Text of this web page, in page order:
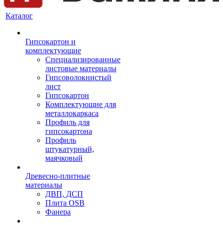
Каталог
Гипсокартон и
комплектующие
Специализированные
листовые материалы
Гипсоволокнистый
лист
Гипсокартон
Комплектующие для
металлокаркаса
Профиль для
гипсокартона
Профиль
штукатурный,
маячковый
Древесно-плитные
материалы
ДВП, ДСП
Плита OSB
Фанера